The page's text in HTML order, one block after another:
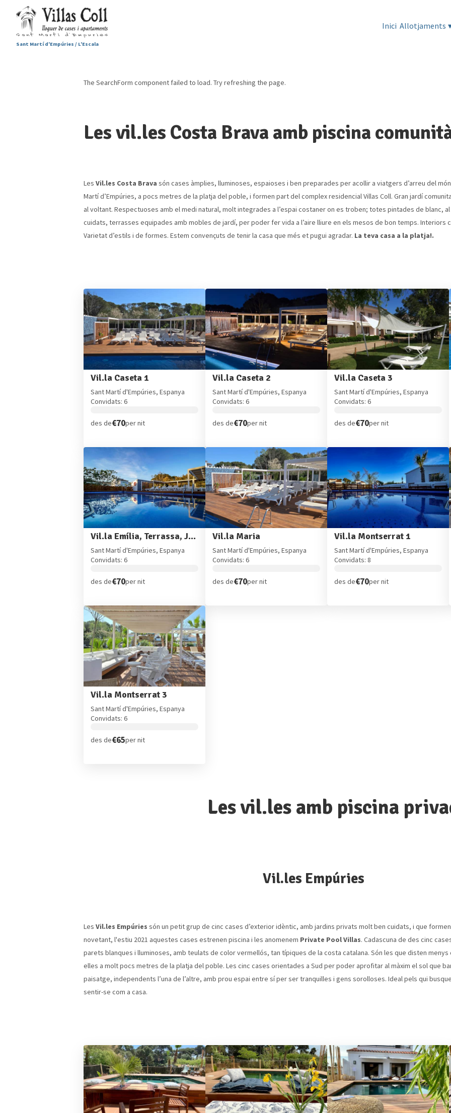
Sant Martí d'Empúries / L'Escala
Inici Allotjaments
The SearchForm component failed to load. Try refreshing the page.
Les vil.les Costa Brava amb piscina
Les Vil.les Costa Brava són cases àmplies, lluminoses, espaioses i ben preparades per acollir a viatgers d’arreu del
Martí d’Empúries, a pocs metres de la platja del poble, i formen part del complex residencial Villas Coll. Gran jardí
al voltant. Respectuoses amb el medi natural, molt integrades a l’espai costaner on es troben; totes pintades de blanc,
cuidats, terrasses equipades amb mobles de jardí, per poder fer vida a l’aire lliure en els mesos de bon temps.
Varietat d’estils i de formes. Estem convençuts de tenir la casa que més et pugui agradar. La teva casa a la platja!.
Vil.la Caseta 1
Sant Martí d'Empúries, Espanya
Convidats: 6
des de€70per nit
Vil.la Caseta 2
Sant Martí d'Empúries, Espanya
Convidats: 6
des de€70per nit
Vil.la Caseta 3
Sant Martí d'Empúries, Espanya
Convidats: 6
des de€70per nit
Vil.la Emília, Terrassa, Jardi i Piscina
Sant Martí d'Empúries, Espanya
Convidats: 6
des de€70per nit
Vil.la Maria
Sant Martí d'Empúries, Espanya
Convidats: 6
des de€70per nit
Vil.la Montserrat 1
Sant Martí d'Empúries, Espanya
Convidats: 8
des de€70per nit
Vil.la Montserrat 3
Sant Martí d'Empúries, Espanya
Convidats: 6
des de€65per nit
Les vil.les amb piscina
Vil.les Empúries
Les Vil.les Empúries són un petit grup de cinc cases d’exterior idèntic, amb jardins privats molt ben cuidats, i que
novetant, l'estiu 2021 aquestes cases estrenen piscina i les anomenem Private Pool Villas. Cadascuna de des cinc
parets blanques i lluminoses, amb teulats de color vermellós, tan típiques de la costa catalana. Són les que disten
elles a molt pocs metres de la platja del poble. Les cinc cases orientades a Sud per poder aprofitar al màxim el sol que
paisatge, independents l’una de l’altre, amb prou espai entre sí per ser tranquilles i gens sorolloses. Ideal pels qui
sentir-se com a casa.